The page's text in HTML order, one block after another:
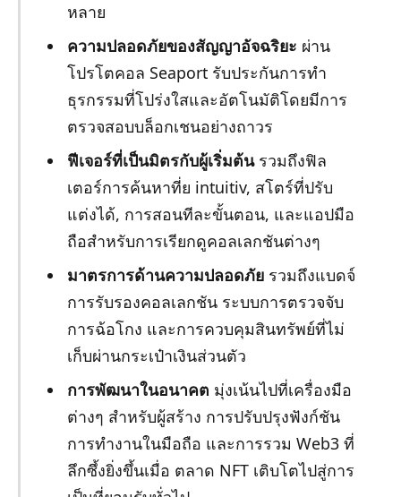
หลาย
ความปลอดภัยของสัญญาอัจฉริยะ ผ่าน
โปรโตคอล Seaport รับประกันการทำ
ธุรกรรมที่โปร่งใสและอัตโนมัติโดยมีการ
ตรวจสอบบล็อกเชนอย่างถาวร
ฟีเจอร์ที่เป็นมิตรกับผู้เริ่มต้นรวมถึงฟิล
เตอร์การค้นหาที่ย intuitiv, สโตร์ที่ปรับ
แต่งได้, การสอนทีละขั้นตอน, และแอปมือ
ถือสำหรับการเรียกดูคอลเลกชันต่างๆ
มาตรการด้านความปลอดภัยรวมถึงแบดจ์
การรับรองคอลเลกชัน ระบบการตรวจจับ
การฉ้อโกง และการควบคุมสินทรัพย์ที่ไม่
เก็บผ่านกระเป๋าเงินส่วนตัว
การพัฒนาในอนาคต มุ่งเน้นไปที่เครื่องมือ
ต่างๆ สำหรับผู้สร้าง การปรับปรุงฟังก์ชัน
การทำงานในมือถือ และการรวม Web3 ที่
ลึกซึ้งยิ่งขึ้นเมื่อ ตลาด NFT เติบโตไปสู่การ